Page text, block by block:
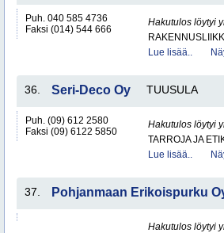
Puh. 040 585 4736
Faksi (014) 544 666
Hakutulos löytyi
Lue lisää..
36. Seri-Deco Oy TUUSULA
Puh. (09) 612 2580
Faksi (09) 6122 5850
Hakutulos löytyi
TARROJA JA
Lue lisää..
37. Pohjanmaan Erikoispurku
Hakutulos löytyi